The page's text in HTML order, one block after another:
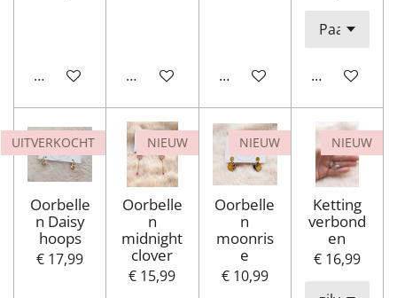
In winkelwagenIn winkelwagenIn winkelwagenIn
UITVERKOCHT
Oorbelle
n Daisy
hoops
€ 17,99
NIEUW
Oorbelle
n
midnight
clover
€ 15,99
NIEUW
Oorbelle
n
moonris
e
€ 10,99
NIEUW
Ketting
verbond
en
€ 16,99